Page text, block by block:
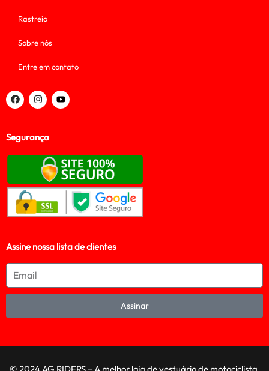
Rastreio
Sobre nós
Entre em contato
Segurança
Assine nossa lista de clientes
Assinar